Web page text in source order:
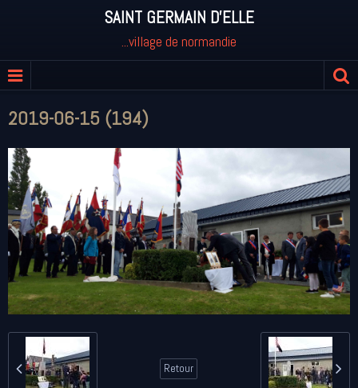
SAINT GERMAIN D'ELLE
...village de normandie
2019-06-15 (194)
Retour